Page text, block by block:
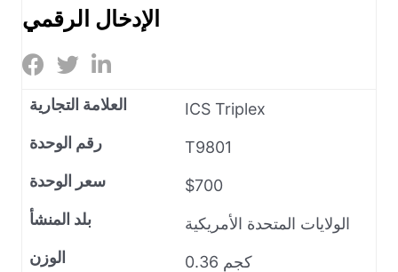
الإدخال الرقمي
العلامة التجارية
ICS Triplex
رقم الوحدة
T9801
سعر الوحدة
$700
بلد المنشأ
الولايات المتحدة الأمريكية
الوزن
0.36 كجم